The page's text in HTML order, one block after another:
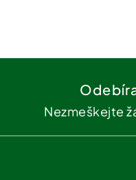
Nezmeškejte